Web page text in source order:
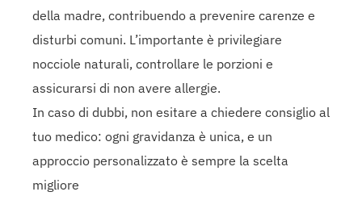
della madre, contribuendo a prevenire carenze e
disturbi comuni. L’importante è privilegiare
nocciole naturali, controllare le porzioni e
assicurarsi di non avere allergie.
In caso di dubbi, non esitare a chiedere consiglio al
tuo medico: ogni gravidanza è unica, e un
approccio personalizzato è sempre la scelta
migliore